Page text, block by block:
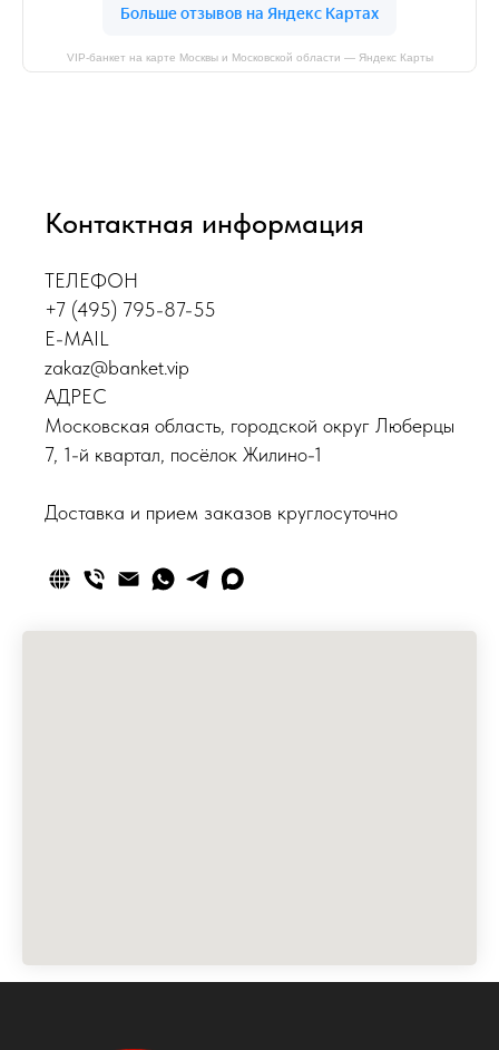
VIP-банкет на карте Москвы и Московской области — Яндекс Карты
Контактная информация
ТЕЛЕФОН
+7 (495) 795-87-55
E-MAIL
zakaz@banket.vip
АДРЕС
Московская область, городской округ Люберцы
7, 1-й квартал, посёлок Жилино-1
Доставка и прием заказов круглосуточно